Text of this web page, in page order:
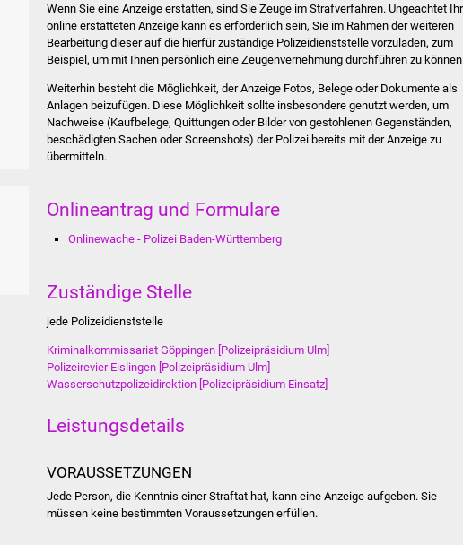
Wenn Sie eine Anzeige erstatten, sind Sie Zeuge im Strafverfahren. Ungeachtet
online erstatteten Anzeige kann es erforderlich sein, Sie im Rahmen der weiteren
Bearbeitung dieser auf die hierfür zuständige Polizeidienststelle vorzuladen, zum
Beispiel, um mit Ihnen persönlich eine Zeugenvernehmung durchführen zu können.
Weiterhin besteht die Möglichkeit, der Anzeige Fotos, Belege oder Dokumente als
Anlagen beizufügen. Diese Möglichkeit sollte insbesondere genutzt werden, um
Nachweise (Kaufbelege, Quittungen oder Bilder von gestohlenen Gegenständen,
beschädigten Sachen oder Screenshots) der Polizei bereits mit der Anzeige zu
übermitteln.
Onlineantrag und Formulare
Onlinewache - Polizei Baden-Württemberg
Zuständige Stelle
jede Polizeidienststelle
Kriminalkommissariat Göppingen [Polizeipräsidium Ulm]
Polizeirevier Eislingen [Polizeipräsidium Ulm]
Wasserschutzpolizeidirektion [Polizeipräsidium Einsatz]
Leistungsdetails
VORAUSSETZUNGEN
Jede Person, die Kenntnis einer Straftat hat, kann eine Anzeige aufgeben. Sie
müssen keine bestimmten Voraussetzungen erfüllen.